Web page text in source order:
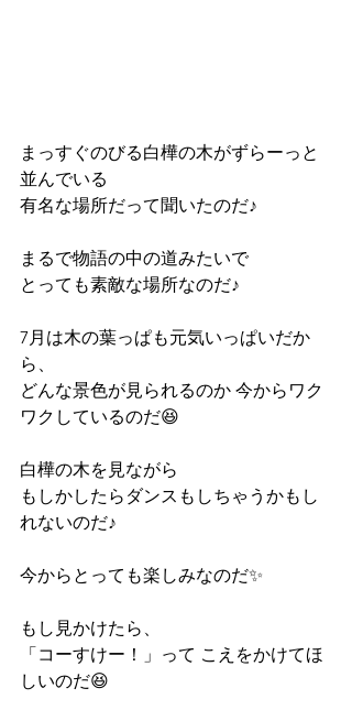
まっすぐのびる白樺の木がずらーっと
並んでいる
有名な場所だって聞いたのだ♪
まるで物語の中の道みたいで
とっても素敵な場所なのだ♪
7月は木の葉っぱも元気いっぱいだか
ら、
どんな景色が見られるのか 今からワク
ワクしているのだ😆
白樺の木を見ながら
もしかしたらダンスもしちゃうかもし
れないのだ♪
今からとっても楽しみなのだ✨
もし見かけたら、
「コーすけー！」って こえをかけてほ
しいのだ😆